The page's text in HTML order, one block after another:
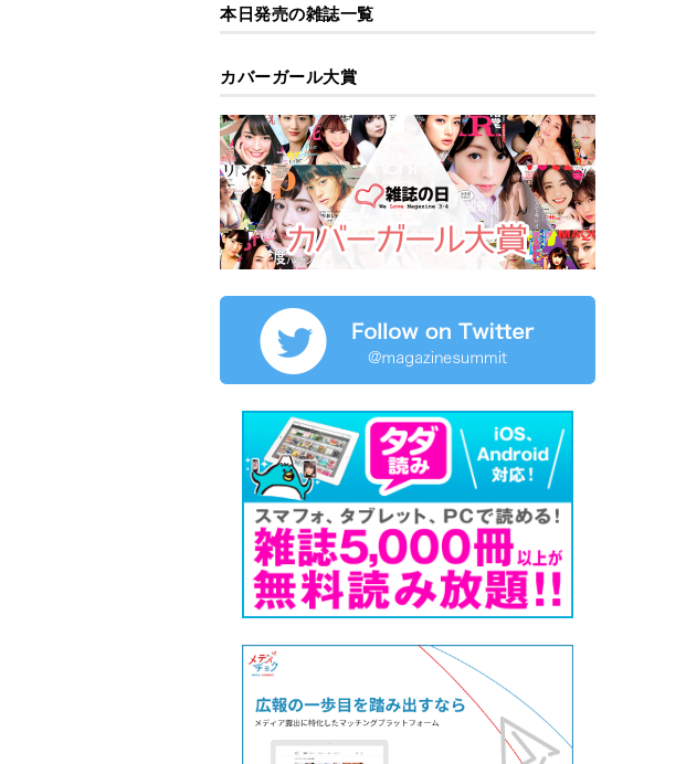
本日発売の雑誌一覧
カバーガール大賞